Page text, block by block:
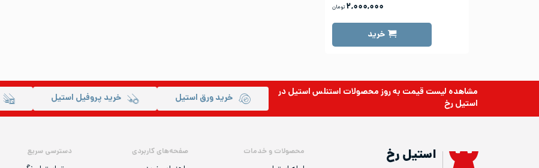
۲,۰۰۰,۰۰۰ تومان
خرید
مشاهده لیست قیمت به روزمحصولات استنلس استیلدر
استیل رخ
خرید ورق استیل خرید پروفیل استیل
استیل رخ محصولات و خدمات صفحه‌های کاربردی دسترسی سریع